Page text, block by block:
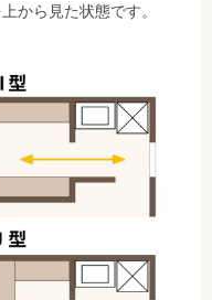
から見た状態です。